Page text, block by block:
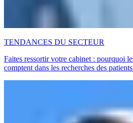
TENDANCES DU SECTEUR
Faites ressortir votre cabinet : pourquoi
comptent dans les recherches des